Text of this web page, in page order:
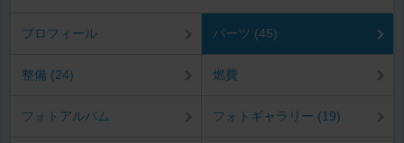
プロフィール パーツ (45)
整備 (24) 燃費
フォトアルバム フォトギャラリー (19)